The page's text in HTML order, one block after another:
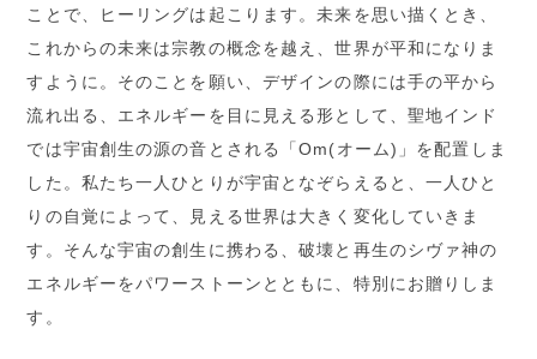
ことで、ヒーリングは起こります。未来を思い描くとき、
これからの未来は宗教の概念を越え、世界が平和になりま
すように。そのことを願い、デザインの際には手の平から
流れ出る、エネルギーを目に見える形として、聖地インド
では宇宙創生の源の音とされる「Om(オーム)」を配置しま
した。私たち一人ひとりが宇宙となぞらえると、一人ひと
りの自覚によって、見える世界は大きく変化していきま
す。そんな宇宙の創生に携わる、破壊と再生のシヴァ神の
エネルギーをパワーストーンとともに、特別にお贈りしま
す。